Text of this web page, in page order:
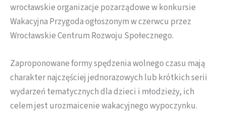
wrocławskie organizacje pozarządowe w konkursie
Wakacyjna Przygoda ogłoszonym w czerwcu przez
Wrocławskie Centrum Rozwoju Społecznego.
Zaproponowane formy spędzenia wolnego czasu mają
charakter najczęściej jednorazowych lub krótkich serii
wydarzeń tematycznych dla dzieci i młodzieży, ich
celem jest urozmaicenie wakacyjnego wypoczynku.